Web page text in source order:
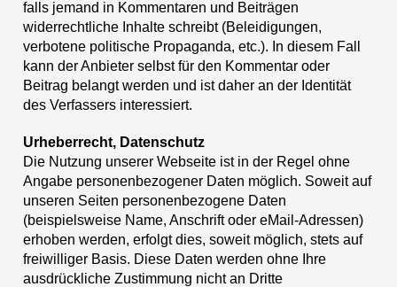
falls jemand in Kommentaren und Beiträgen
widerrechtliche Inhalte schreibt (Beleidigungen,
verbotene politische Propaganda, etc.). In diesem Fall
kann der Anbieter selbst für den Kommentar oder
Beitrag belangt werden und ist daher an der Identität
des Verfassers interessiert.
Urheberrecht, Datenschutz
Die Nutzung unserer Webseite ist in der Regel ohne
Angabe personenbezogener Daten möglich. Soweit auf
unseren Seiten personenbezogene Daten
(beispielsweise Name, Anschrift oder eMail-Adressen)
erhoben werden, erfolgt dies, soweit möglich, stets auf
freiwilliger Basis. Diese Daten werden ohne Ihre
ausdrückliche Zustimmung nicht an Dritte